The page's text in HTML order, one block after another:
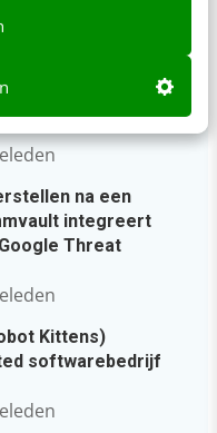
na een
integreert
Threat
Kittens)
softwarebedrijf